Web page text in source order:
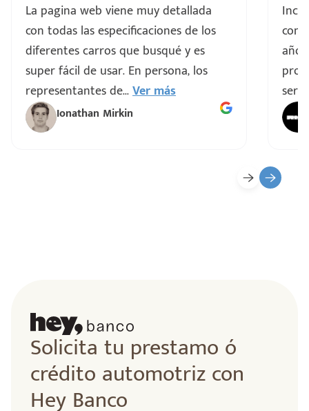
La pagina web viene muy detallada
con todas las especificaciones de los
diferentes carros que busqué y es
super fácil de usar. En persona, los
representantes de...Ver más
Ionathan Mirkin
Solicita tu prestamo ó
crédito automotriz con
Hey Banco